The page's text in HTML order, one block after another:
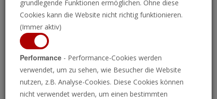
Die Fortsetzung von der Krieg
der Willen
Veröffentlicht am 19. Mai 2026 • 26 Minuten
grundlegende Funktionen ermöglichen. Ohne diese
Cookies kann die Website nicht richtig funktionieren.
(Immer aktiv)
Performance - Performance-Cookies werden
verwendet, um zu sehen, wie Besucher die Website
nutzen, z.B. Analyse-Cookies. Diese Cookies können
nicht verwendet werden, um einen bestimmten